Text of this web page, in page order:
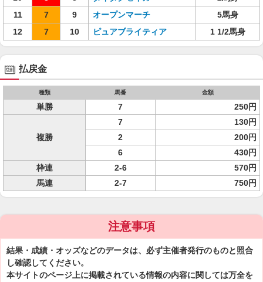
11
7 9 オープンマーチ
5馬身
12
7 10 ピュアブライティア 1 1/2馬身
払戻金
種類 馬番 金額
単勝 7 250円
複勝
7
130円
2
200円
6
430円
枠連
2-6
570円
馬連
2-7 750円
注意事項
結果・成績・オッズなどのデータは、必ず主催者発行のものと照合
し確認してください。
本サイトのページ上に掲載されている情報の内容に関しては万全を